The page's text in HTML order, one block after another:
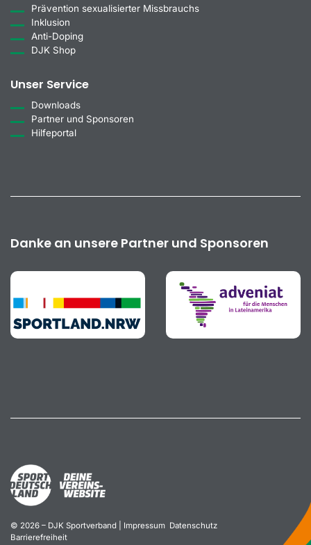
Prävention sexualisierter Missbrauchs
Inklusion
Anti-Doping
DJK Shop
Unser Service
Downloads
Partner und Sponsoren
Hilfeportal
Danke an unsere Partner und Sponsoren
© 2026 – DJK Sportverband | Impressum Datenschutz
Barrierefreiheit